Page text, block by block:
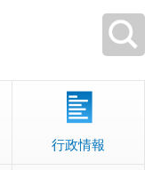
行政情報